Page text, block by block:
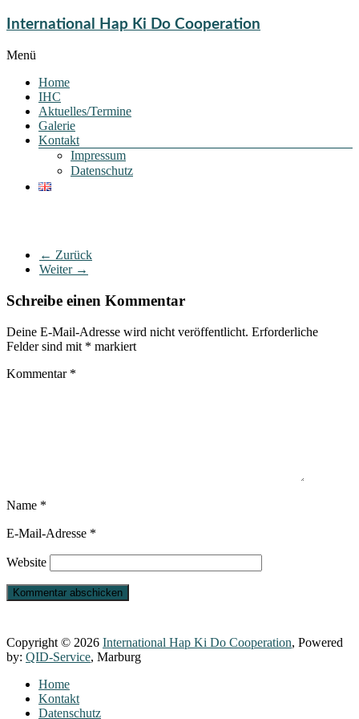
International Hap Ki Do Cooperation
Menü
Home
IHC
Aktuelles/Termine
Galerie
Kontakt
Impressum
Datenschutz
← Zurück
Weiter →
Schreibe einen Kommentar
Deine E-Mail-Adresse wird nicht veröffentlicht. Erforderliche
Felder sind mit * markiert
Kommentar *
Name *
E-Mail-Adresse *
Website
Copyright © 2026 International Hap Ki Do Cooperation, Powered
by: QID-Service, Marburg
Home
Kontakt
Datenschutz